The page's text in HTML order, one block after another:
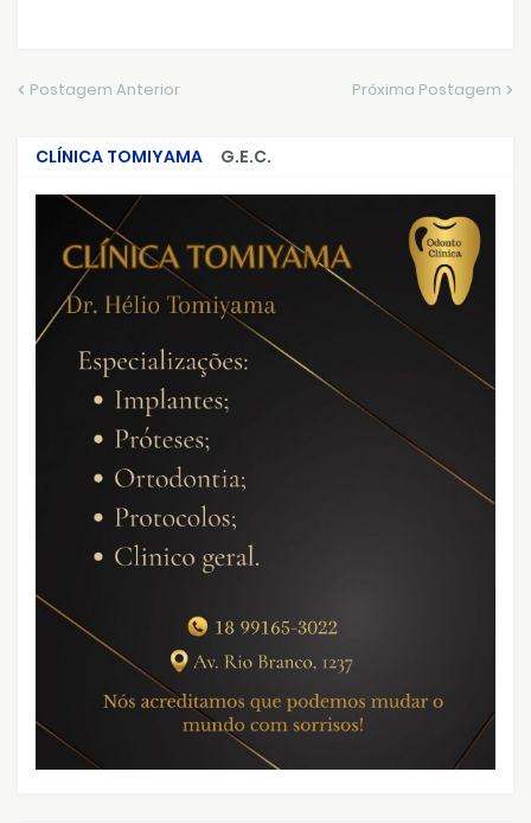
Postagem Anterior Próxima Postagem
CLÍNICA TOMIYAMA
G.E.C.
CRIMES QUE ABALARAM O BRASIL